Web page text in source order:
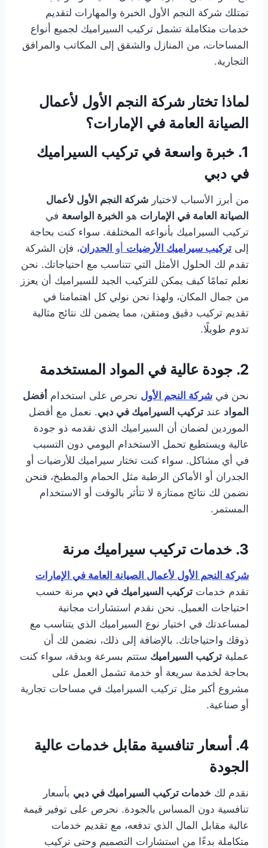
تمتلك شركة النجم الأول الخبرة والمهارات لتقديم
خدمات متكاملة تشمل تركيب السيراميك لجميع أنواع
المساحات، من المنازل والشقق إلى المكاتب والمرافق
التجارية.
لماذا تختار شركة النجم الأول لأعمال
الصيانة العامة في الإمارات؟
1. خبرة واسعة في تركيب السيراميك
في دبي
من أبرز الأسباب لاختيار شركة النجم الأول لأعمال
الصيانة العامة في الإمارات هو الخبرة الواسعة في
تركيب السيراميك بأنواعه المختلفة. سواء كنت بحاجة
إلى تركيب سيراميك الأرضيات أو الجدران، فإن الشركة
تقدم لك الحلول الأمثل التي تتناسب مع احتياجاتك. نحن
نعلم تمامًا كيف يمكن للتركيب الجيد للسيراميك أن يعزز
من جمال المكان، ولهذا نحن نولي كل اهتمامنا في
تقديم تركيب دقيق ومتقن، مما يضمن لك نتائج مثالية
تدوم طويلًا.
2. جودة عالية في المواد المستخدمة
نحن في شركة النجم الأول نحرص على استخدام أفضل
المواد عند تركيب السيراميك في دبي. نعمل مع أفضل
الموردين لضمان أن السيراميك الذي نقدمه ذو جودة
عالية ويستطيع تحمل الاستخدام اليومي دون التسبب
في أي مشاكل. سواء كنت تختار سيراميك للأرضيات أو
الجدران أو الأماكن الرطبة مثل الحمام والمطبخ، فنحن
نضمن لك نتائج ممتازة لا تتأثر بالوقت أو الاستخدام
المستمر.
3. خدمات تركيب سيراميك مرنة
شركة النجم الأول لأعمال الصيانة العامة في الإمارات
تقدم خدمات تركيب السيراميك في دبي مرنة حسب
احتياجات العميل. نحن نقدم استشارات مجانية
لمساعدتك في اختيار نوع السيراميك الذي يتناسب مع
ذوقك واحتياجاتك. بالإضافة إلى ذلك، نضمن لك أن
عملية تركيب السيراميك ستتم بسرعة وبدقة، سواء كنت
بحاجة لخدمة سريعة أو خدمة تشمل العمل على
مشروع أكبر مثل تركيب السيراميك في مساحات تجارية
أو صناعية.
4.
أسعار تنافسية مقابل خدمات عالية
الجودة
نقدم لك خدمات تركيب السيراميك في دبي بأسعار
تنافسية دون المساس بالجودة. نحرص على توفير قيمة
عالية مقابل المال الذي تدفعه، مع تقديم خدمات
متكاملة بدءًا من استشارات التصميم وحتى تركيب